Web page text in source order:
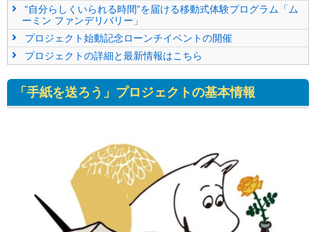
“自分らしくいられる時間”を届ける移動式体験プログラム「ム
ーミン ファンデリバリー」
プロジェクト始動記念ローンチイベントの開催
プロジェクトの詳細と最新情報はこちら
「手紙を送ろう」プロジェクトの基本情報